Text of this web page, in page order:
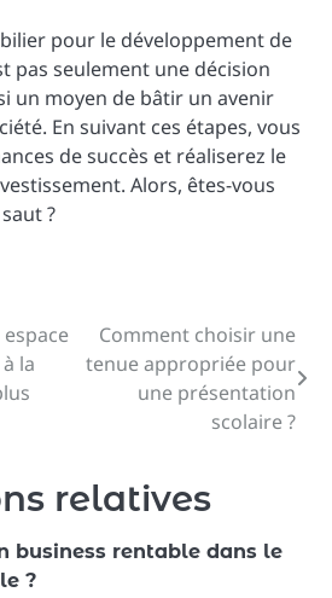
pour le développement de
pas seulement une décision
un moyen de bâtir un avenir
En suivant ces étapes, vous
de succès et réaliserez le
Alors, êtes-vous
?
la
Comment choisir une
tenue appropriée pour
une présentation
scolaire ?
relatives
business rentable dans le
?